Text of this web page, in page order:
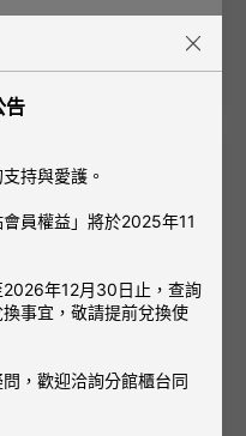
告
持與愛護。
員權益」將於2025年11
年12月30日止，查詢
事宜，敬請提前兌換使
，歡迎洽詢分館櫃台同